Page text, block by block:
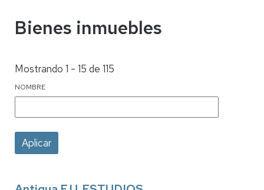
Bienes inmuebles
Mostrando 1 - 15 de 115
NOMBRE